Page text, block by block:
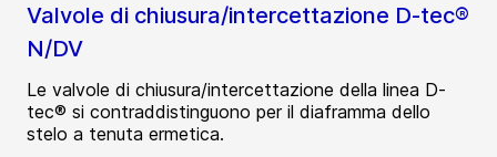
Valvole di chiusura/intercettazione D-tec®
N/DV
Le valvole di chiusura/intercettazione della linea D-
tec® si contraddistinguono per il diaframma dello
stelo a tenuta ermetica.